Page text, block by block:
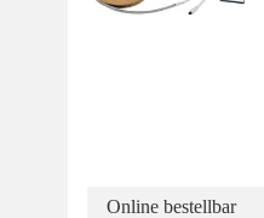
Online bestellbar